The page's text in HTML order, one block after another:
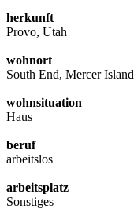
herkunft
Provo, Utah
wohnort
South End, Mercer Island
wohnsituation
Haus
beruf
arbeitslos
arbeitsplatz
Sonstiges